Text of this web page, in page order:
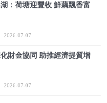
：荷塘迎豐收 鮮藕飄香富
2026-07-07
財金協同 助推經濟提質增
2026-07-07